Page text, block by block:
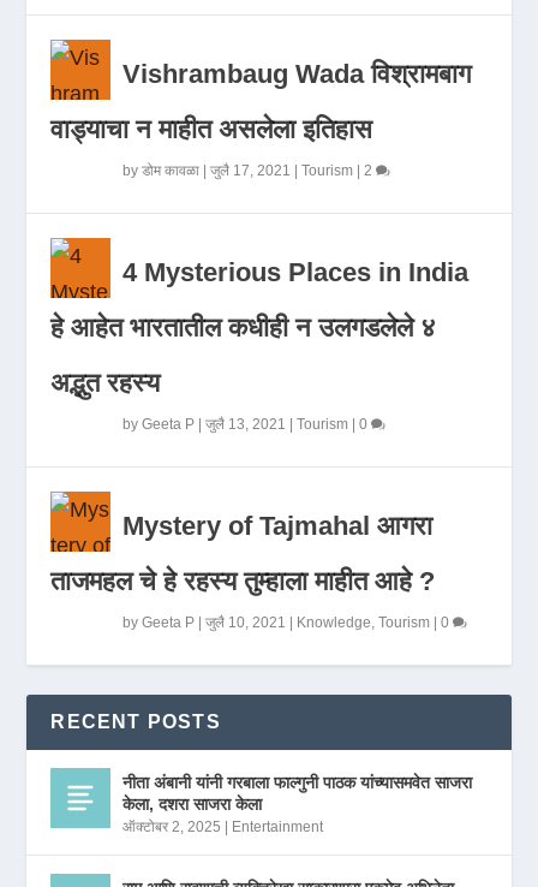
Vishrambaug Wada विश्रामबाग
वाड्याचा न माहीत असलेला इतिहास
byडोम कावळा |जुलै 17, 2021 |Tourism | 2
4 Mysterious Places in India
हे आहेत भारतातील कधीही न उलगडलेले ४
अद्भुत रहस्य
byGeeta P |जुलै 13, 2021 |Tourism |0
Mystery of Tajmahal आगरा
ताजमहल चे हे रहस्य तुम्हाला माहीत आहे ?
byGeeta P |जुलै 10, 2021 | Knowledge ,Tourism |0
RECENT POSTS
नीता अंबानी यांनी गरबाला फाल्गुनी पाठक यांच्यासमवेत साजरा
केला, दशरा साजरा केला
ऑक्टोबर 2, 2025 | Entertainment